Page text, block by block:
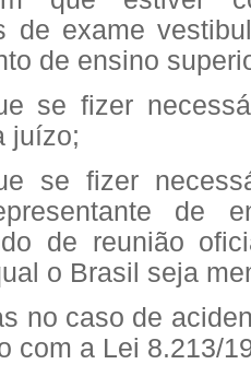
de exame
de ensino
se fizer
juízo;
se fizer
de
de reunião
o Brasil seja
no caso de
com a Lei 8.213/